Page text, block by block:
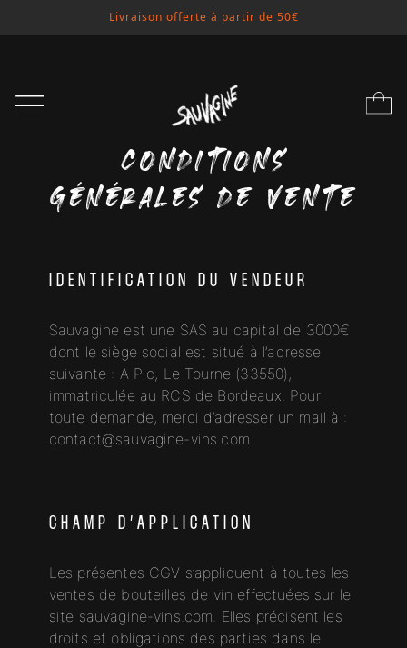
Livraison offerte à partir de 50€
Conditions
générales de vente
IDENTIFICATION DU VENDEUR
Sauvagine est une SAS au capital de 3000€
dont le siège social est situé à l’adresse
suivante : A Pic, Le Tourne (33550),
immatriculée au RCS de Bordeaux. Pour
toute demande, merci d’adresser un mail à :
contact@sauvagine-vins.com
CHAMP D’APPLICATION
Les présentes CGV s’appliquent à toutes les
ventes de bouteilles de vin effectuées sur le
site sauvagine-vins.com. Elles précisent les
droits et obligations des parties dans le